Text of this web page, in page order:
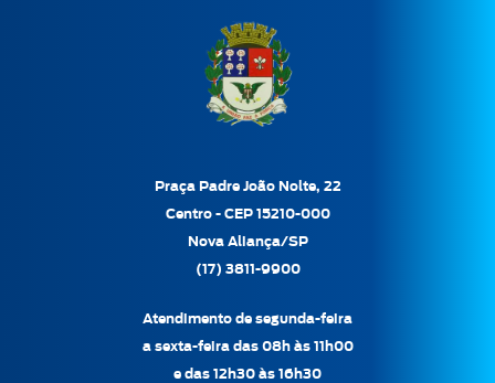
Praça Padre João Nolte, 22
Centro - CEP 15210-000
Nova Aliança/SP
(17) 3811-9900
Atendimento de segunda-feira
a sexta-feira das 08h às 11h00
e das 12h30 às 16h30